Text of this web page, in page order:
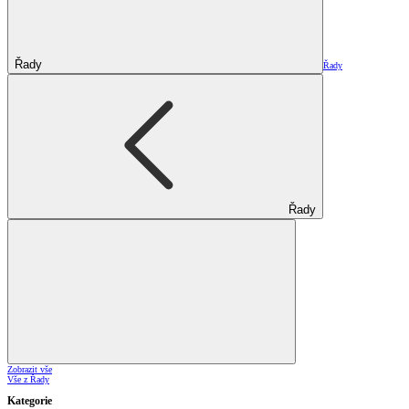
Řady Řady
Řady
Zobrazit vše
Vše z Řady
Kategorie